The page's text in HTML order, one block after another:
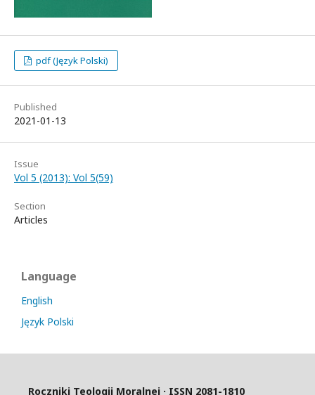
pdf (Język Polski)
Published
2021-01-13
Issue
Vol 5 (2013): Vol 5(59)
Section
Articles
Language
English
Język Polski
Roczniki Teologii Moralnej · ISSN 2081-1810